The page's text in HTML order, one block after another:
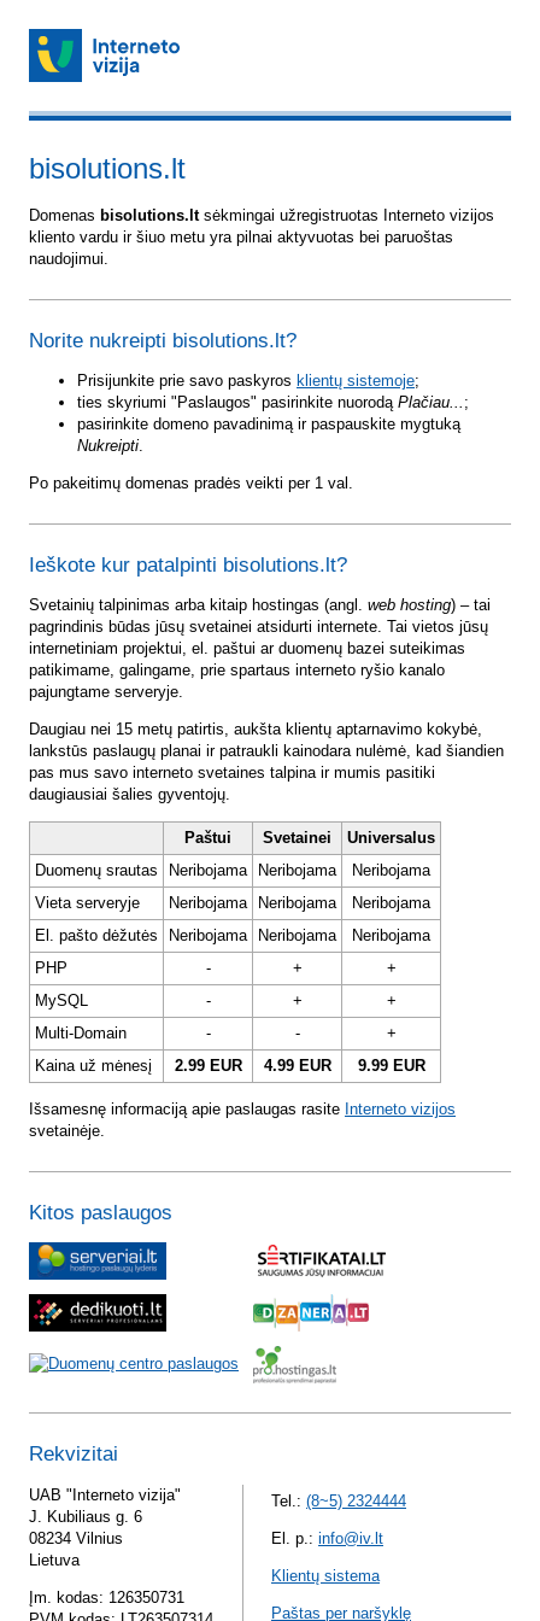
bisolutions.lt
Domenas bisolutions.ltsėkmingai užregistruotas Interneto vizijos
kliento vardu ir šiuo metu yra pilnai aktyvuotas bei paruoštas
naudojimui.
Norite nukreipti bisolutions.lt?
Prisijunkite prie savo paskyros klientų sistemoje;
ties skyriumi "Paslaugos" pasirinkite nuorodą Plačiau... ;
pasirinkite domeno pavadinimą ir paspauskite mygtuką
Nukreipti.
Po pakeitimų domenas pradės veikti per 1 val.
Ieškote kur patalpinti bisolutions.lt?
Svetainių talpinimas arba kitaip hostingas (angl. web hosting) – tai
pagrindinis būdas jūsų svetainei atsidurti internete. Tai vietos jūsų
internetiniam projektui, el. paštui ar duomenų bazei suteikimas
patikimame, galingame, prie spartaus interneto ryšio kanalo
pajungtame serveryje.
Daugiau nei 15 metų patirtis, aukšta klientų aptarnavimo kokybė,
lankstūs paslaugų planai ir patraukli kainodara nulėmė, kad šiandien
pas mus savo interneto svetaines talpina ir mumis pasitiki
daugiausiai šalies gyventojų.
Paštui Svetainei
Universalus
Duomenų srautas
Neribojama Neribojama
Neribojama
Vieta serveryje
Neribojama Neribojama
Neribojama
El. pašto dėžutės
Neribojama Neribojama
Neribojama
PHP
- +
+
MySQL
- +
+
Multi-Domain
- -
+
Kaina už mėnesį
2.99 EUR 4.99 EUR 9.99 EUR
Išsamesnę informaciją apie paslaugas rasite Interneto vizijos
svetainėje.
Kitos paslaugos
Rekvizitai
UAB "Interneto vizija"
J. Kubiliaus g. 6
08234 Vilnius
Lietuva
Įm. kodas: 126350731
Tel.: (8~5) 2324444
El. p.: info@iv.lt
Klientų sistema
Paštas per naršyklę